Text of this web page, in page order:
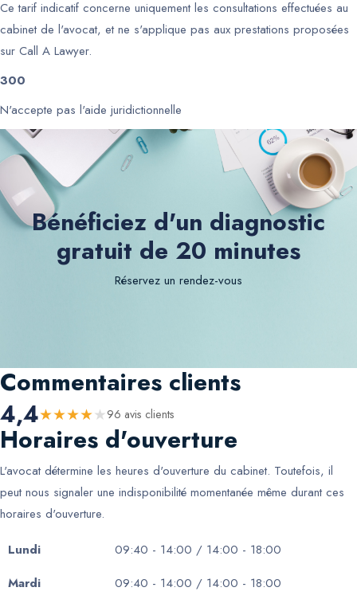
Ce tarif indicatif concerne uniquement les consultations effectuées au
cabinet de l'avocat, et ne s'applique pas aux prestations proposées
sur Call A Lawyer.
300
N'accepte pas l'aide juridictionnelle
Bénéficiez d'un diagnostic
gratuit de 20 minutes
Réservez un rendez-vous
Commentaires clients
4,4★★★★★ 96 avis clients
Horaires d'ouverture
L'avocat détermine les heures d'ouverture du cabinet. Toutefois, il
peut nous signaler une indisponibilité momentanée même durant ces
horaires d'ouverture.
Lundi
09:40 - 14:00 / 14:00 - 18:00
Mardi
09:40 - 14:00 / 14:00 - 18:00